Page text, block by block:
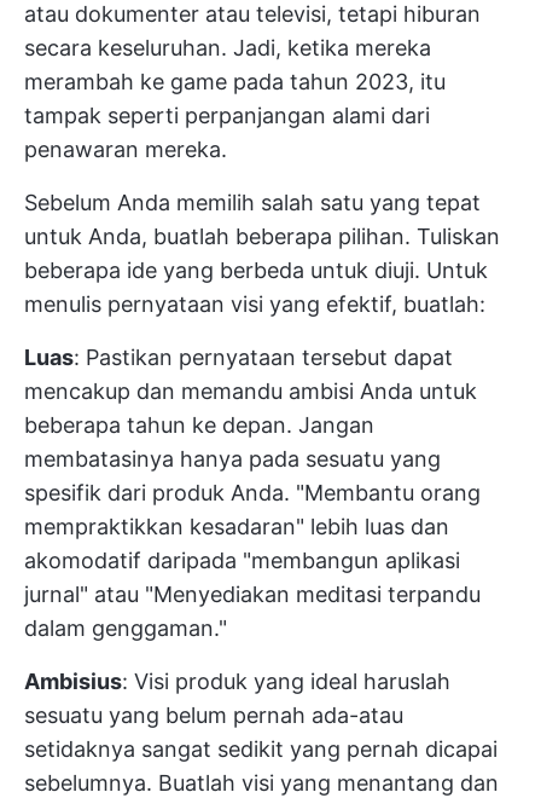
atau dokumenter atau televisi, tetapi hiburan
secara keseluruhan. Jadi, ketika mereka
merambah ke game pada tahun 2023, itu
tampak seperti perpanjangan alami dari
penawaran mereka.
Sebelum Anda memilih salah satu yang tepat
untuk Anda, buatlah beberapa pilihan. Tuliskan
beberapa ide yang berbeda untuk diuji. Untuk
menulis pernyataan visi yang efektif, buatlah:
Luas: Pastikan pernyataan tersebut dapat
mencakup dan memandu ambisi Anda untuk
beberapa tahun ke depan. Jangan
membatasinya hanya pada sesuatu yang
spesifik dari produk Anda. "Membantu orang
mempraktikkan kesadaran" lebih luas dan
akomodatif daripada "membangun aplikasi
jurnal" atau "Menyediakan meditasi terpandu
dalam genggaman."
Ambisius: Visi produk yang ideal haruslah
sesuatu yang belum pernah ada-atau
setidaknya sangat sedikit yang pernah dicapai
sebelumnya. Buatlah visi yang menantang dan